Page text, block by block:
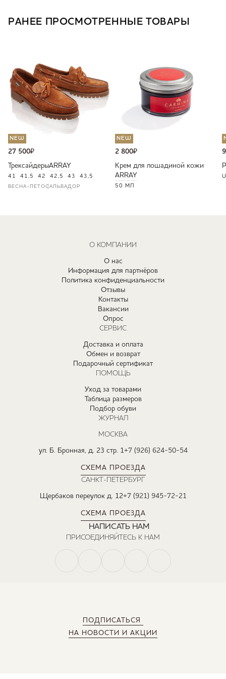
РАНЕЕ ПРОСМОТРЕННЫЕ ТОВАРЫ
NEW
27 500₽
ТрексайдерыARRAY
41 41,5 42 42,5 43 43,5
ВЕСНА-ЛЕТОСАЛЬВАДОР
NEW
2 800₽
Крем для лошадиной кожи
ARRAY
50 МЛ
ПОДПИСАТЬСЯ
НА НОВОСТИ И АКЦИИ
О КОМПАНИИ
О нас
Информация для партнёров
Политика конфиденциальности
Отзывы
Контакты
Вакансии
Опрос
СЕРВИС
Доставка и оплата
Обмен и возврат
Подарочный сертификат
ПОМОЩЬ
Уход за товарами
Таблица размеров
Подбор обуви
ЖУРНАЛ
МОСКВА
ул. Б. Бронная, д. 23 стр. 1+7 (926) 624-50-54
СХЕМА ПРОЕЗДА
САНКТ-ПЕТЕРБУРГ
Щербаков переулок д. 12+7 (921) 945-72-21
СХЕМА ПРОЕЗДА
НАПИСАТЬ НАМ
ПРИСОЕДИНЯЙТЕСЬ К НАМ